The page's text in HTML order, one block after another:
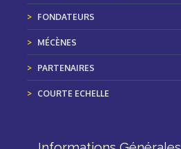
FONDATEURS
MÉCÈNES
PARTENAIRES
COURTE ECHELLE